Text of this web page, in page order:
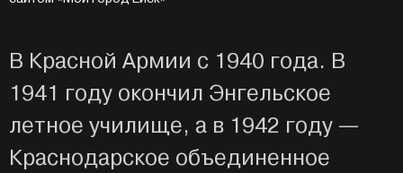
В Красной Армии с 1940 года. В
1941 году окончил Энгельское
летное училище, а в 1942 году —
Краснодарское объединенное